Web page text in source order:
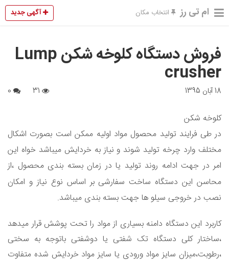
ام تی رز انتخاب مکان آگهی جدید
فروش دستگاه کلوخه شکن Lump
crusher
18 آبان 1395
کلوخه شکن
در طی فرایند تولید محصول مواد اولیه ممکن است بصورت اشکال
مختلف وارد چرخه تولید شوند و نیاز به خردایش میباشد خواه این
امر در جهت ادامه روند تولید یا در زمان بسته بندی محصول ،از
محاسن این دستگاه ساخت سفارشی بر اساس نوع نیاز و امکان
نصب در خروجی سیلو ها جهت بسته بندی میباشد.
کاربرد این دستگاه دامنه بسیاری از مواد را تحت پوشش قرار میدهد
،ساختار کلی دستگاه تک شفتی یا دوشفتی باتوجه به سختی
،رطوبت،میزان سایز مواد ورودی یا سایز مواد خردایش شده متفاوت